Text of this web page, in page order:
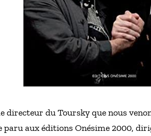
du Toursky que nous
paru aux éditions Onésime 2000,